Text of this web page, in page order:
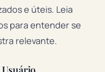
e úteis. Leia
para entender se
relevante.